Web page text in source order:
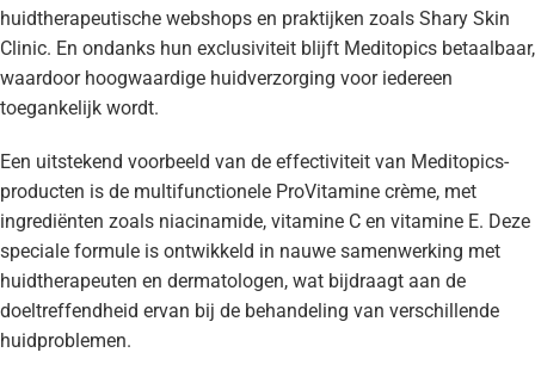
huidtherapeutische webshops en praktijken zoals Shary Skin
Clinic. En ondanks hun exclusiviteit blijft Meditopics betaalbaar,
waardoor hoogwaardige huidverzorging voor iedereen
toegankelijk wordt.
Een uitstekend voorbeeld van de effectiviteit van Meditopics-
producten is de multifunctionele ProVitamine crème, met
ingrediënten zoals niacinamide, vitamine C en vitamine E. Deze
speciale formule is ontwikkeld in nauwe samenwerking met
huidtherapeuten en dermatologen, wat bijdraagt aan de
doeltreffendheid ervan bij de behandeling van verschillende
huidproblemen.